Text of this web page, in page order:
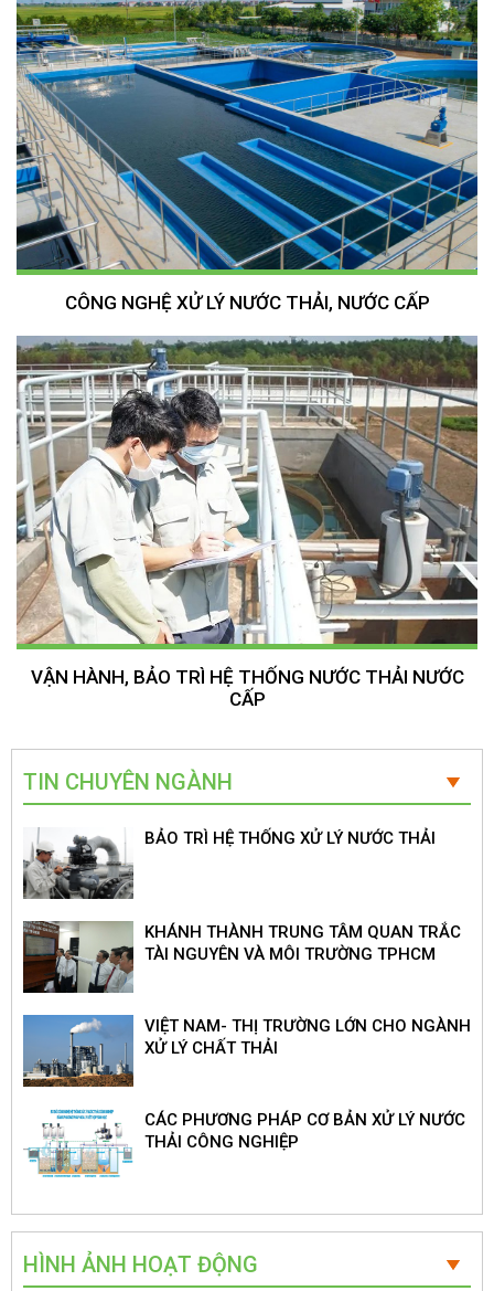
CÔNG NGHỆ XỬ LÝ NƯỚC THẢI, NƯỚC CẤP
VẬN HÀNH, BẢO TRÌ HỆ THỐNG NƯỚC THẢI NƯỚC
CẤP
TIN CHUYÊN NGÀNH
BẢO TRÌ HỆ THỐNG XỬ LÝ NƯỚC THẢI
KHÁNH THÀNH TRUNG TÂM QUAN TRẮC
TÀI NGUYÊN VÀ MÔI TRƯỜNG TPHCM
VIỆT NAM- THỊ TRƯỜNG LỚN CHO NGÀNH
XỬ LÝ CHẤT THẢI
CÁC PHƯƠNG PHÁP CƠ BẢN XỬ LÝ NƯỚC
THẢI CÔNG NGHIỆP
HÌNH ẢNH HOẠT ĐỘNG